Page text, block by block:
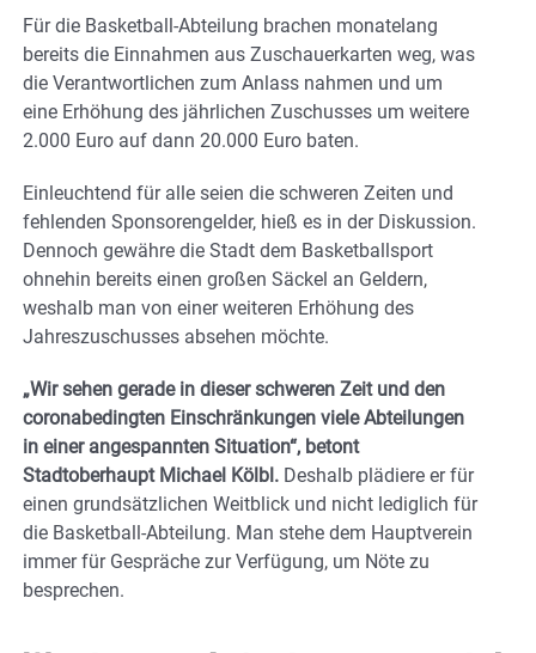
Für die Basketball-Abteilung brachen monatelang
bereits die Einnahmen aus Zuschauerkarten weg, was
die Verantwortlichen zum Anlass nahmen und um
eine Erhöhung des jährlichen Zuschusses um weitere
2.000 Euro auf dann 20.000 Euro baten.
Einleuchtend für alle seien die schweren Zeiten und
fehlenden Sponsorengelder, hieß es in der Diskussion.
Dennoch gewähre die Stadt dem Basketballsport
ohnehin bereits einen großen Säckel an Geldern,
weshalb man von einer weiteren Erhöhung des
Jahreszuschusses absehen möchte.
„Wir sehen gerade in dieser schweren Zeit und den
coronabedingten Einschränkungen viele Abteilungen
in einer angespannten Situation“, betont
Stadtoberhaupt Michael Kölbl. Deshalb plädiere er für
einen grundsätzlichen Weitblick und nicht lediglich für
die Basketball-Abteilung. Man stehe dem Hauptverein
immer für Gespräche zur Verfügung, um Nöte zu
besprechen.